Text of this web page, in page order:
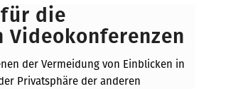
die
Videokonferenzen
der Vermeidung von Einblicken in
Privatsphäre der anderen